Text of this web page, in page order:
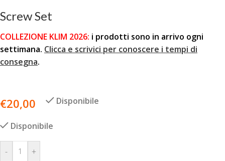
Screw Set
COLLEZIONE KLIM 2026: i prodotti sono in arrivo ogni
settimana. Clicca e scrivici per conoscere i tempi di
consegna.
€20,00 Disponibile
Disponibile
- +